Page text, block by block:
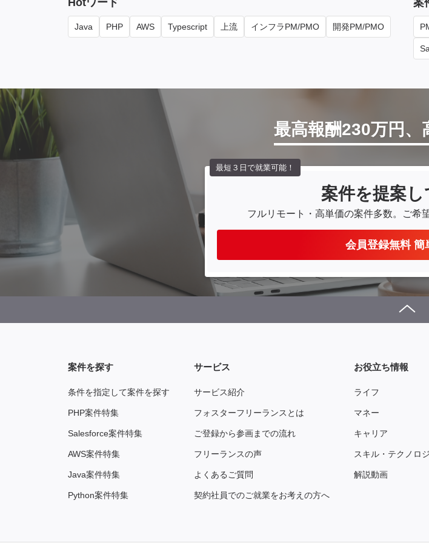
Hotワード
Java PHP AWS Typescript 上流 インフラPM/PMO 開発PM/PMO
案
最高報酬230万円、
案件を提案
フルリモート・高単価の案件多数。 ご希
会員登録無料 簡
最短３日で就業可能！
案件を探す
条件を指定して案件を探す
PHP案件特集
Salesforce案件特集
AWS案件特集
Java案件特集
Python案件特集
サービス
サービス紹介
フォスターフリーランスとは
ご登録から参画までの流れ
フリーランスの声
よくあるご質問
契約社員でのご就業をお考えの方へ
お役立ち情報
ライフ
マネー
キャリア
スキル・テクノロ
解説動画